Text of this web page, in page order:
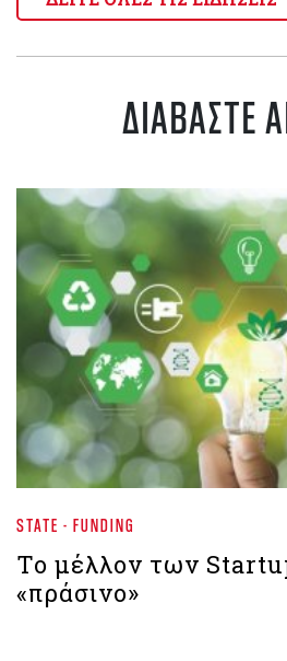
ΔΙΑΒΑΣΤΕ
STATE - FUNDING
Το μέλλον των
«πράσινο»